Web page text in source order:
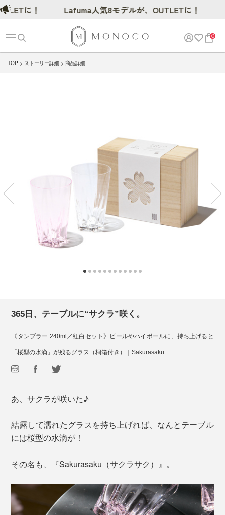
0
TOP ストーリー詳細 商品詳細
365日、テーブルに“サクラ”咲く。
《タンブラー 240ml／紅白セット》ビールやハイボールに、持ち上げると
「桜型の水滴」が残るグラス（桐箱付き）｜Sakurasaku
あ、サクラが咲いた♪
結露して濡れたグラスを持ち上げれば、なんとテーブル
には桜型の水滴が！
その名も、『Sakurasaku（サクラサク）』。
に！ Lafuma人気8モデルが、OUTLETに！